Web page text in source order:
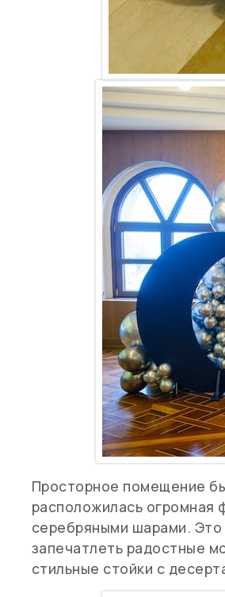
Просторное помещение
расположилась огромная
серебряными шарами.
запечатлеть радостные
стильные стойки с